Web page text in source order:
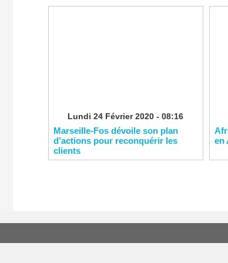
Lundi 24 Février 2020 - 08:16
Marseille-Fos dévoile son plan
d’actions pour reconquérir les
clients
en